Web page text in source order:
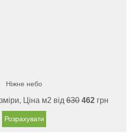
Ніжне небо
Ціна м2 від 630 462 грн
Розрахувати